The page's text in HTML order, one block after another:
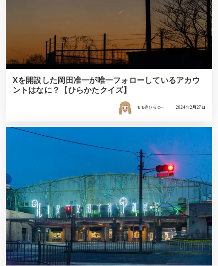
Xを開設した岡田准一が唯一フォローしているアカウ
ントはなに？【ひらかたクイズ】
モモ＠ひらつー 2024年2月27日